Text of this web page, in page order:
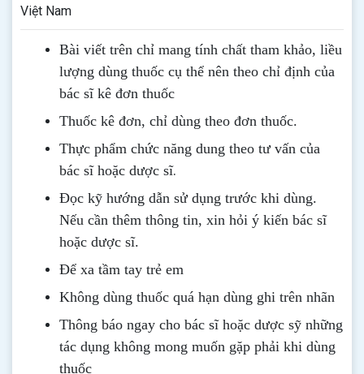
Việt Nam
Bài viết trên chỉ mang tính chất tham khảo, liều
lượng dùng thuốc cụ thể nên theo chỉ định của
bác sĩ kê đơn thuốc
Thuốc kê đơn, chỉ dùng theo đơn thuốc.
Thực phẩm chức năng dung theo tư vấn của
bác sĩ hoặc dược sĩ.
Đọc kỹ hướng dẫn sử dụng trước khi dùng.
Nếu cần thêm thông tin, xin hỏi ý kiến bác sĩ
hoặc dược sĩ.
Để xa tầm tay trẻ em
Không dùng thuốc quá hạn dùng ghi trên nhãn
Thông báo ngay cho bác sĩ hoặc dược sỹ những
tác dụng không mong muốn gặp phải khi dùng
thuốc